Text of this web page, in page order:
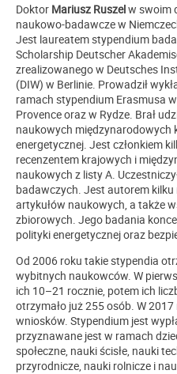
Doktor Mariusz Ruszelw swoim
naukowo-badawcze w
Jest laureatem stypendium
Scholarship Deutscher
zrealizowanego w Deutsches
(DIW) w Berlinie. Prowadził
ramach stypendium Erasmusa
Provence oraz w Rydze. Brał
naukowych międzynarodowych
energetycznej. Jest członkiem
recenzentem krajowych i
naukowych z listy A.
badawczych. Jest autorem
artykułów naukowych, a także
zbiorowych. Jego badania
polityki energetycznej oraz
Od 2006 roku takie stypendia
wybitnych naukowców. W
ich 10–21 rocznie, potem ich
otrzymało już 255 osób. W
wniosków. Stypendium jest
przyznawane jest w ramach
społeczne, nauki ścisłe, nauki
przyrodnicze, nauki rolnicze i